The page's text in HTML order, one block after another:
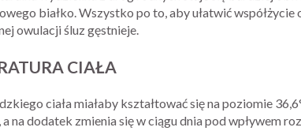
białko. Wszystko po to, aby ułatwić
owulacji śluz gęstnieje.
CIAŁA
ciała miałaby kształtować się na poziomie
a na dodatek zmienia się w ciągu dnia pod wpływem